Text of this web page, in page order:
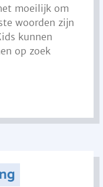
moeilijk om
woorden zijn
kunnen
op zoek